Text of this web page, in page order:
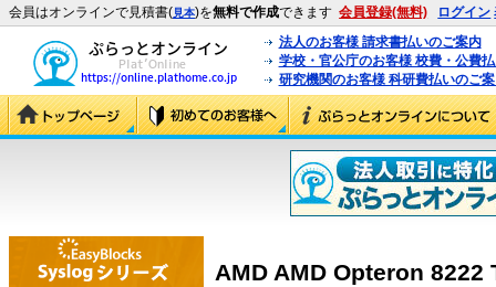
会員はオンラインで見積書(見本)を無料で作成できます 会員登録(無料) ログイン
法人のお客様 請求書払いのご案内
学校・官公庁のお客様 校費・公費
研究機関のお客様 科研費払いのご
AMD AMD Opteron 8222